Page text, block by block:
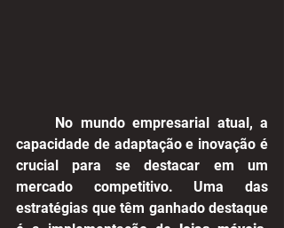
capacidade de adaptação e inovação é
crucial para se destacar em um
mercado competitivo. Uma das
estratégias que têm ganhado destaque